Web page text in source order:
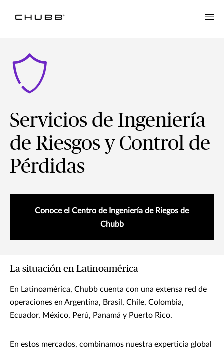
Servicios de Ingeniería
de Riesgos y Control de
Pérdidas
Conoce el Centro de Ingeniería de Riegos de
Chubb
La situación en Latinoamérica
En Latinoamérica, Chubb cuenta con una extensa red de
operaciones en Argentina, Brasil, Chile, Colombia,
Ecuador, México, Perú, Panamá y Puerto Rico.
En estos mercados, combinamos nuestra experticia global